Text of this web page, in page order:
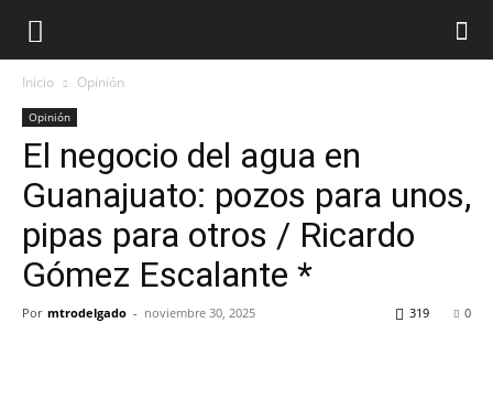
Inicio Opinión
Opinión
El negocio del agua en
Guanajuato: pozos para unos,
pipas para otros / Ricardo
Gómez Escalante *
Por mtrodelgado - noviembre 30, 2025 0
319